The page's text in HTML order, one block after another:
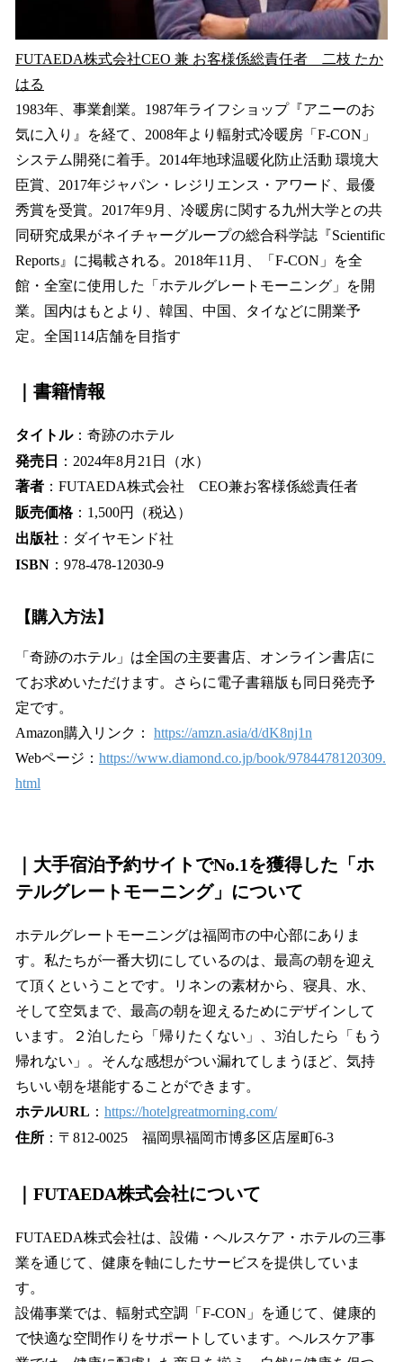
FUTAEDA株式会社CEO 兼 お客様係総責任者 二枝 たか
はる
1983年、事業創業。1987年ライフショップ『アニーのお
気に入り』を経て、2008年より輻射式冷暖房「F-CON」
システム開発に着手。2014年地球温暖化防止活動 環境大
臣賞、2017年ジャパン・レジリエンス・アワード、最優
秀賞を受賞。2017年9月、冷暖房に関する九州大学との共
同研究成果がネイチャーグループの総合科学誌『Scientific
Reports』に掲載される。2018年11月、「F-CON」を全
館・全室に使用した「ホテルグレートモーニング」を開
業。国内はもとより、韓国、中国、タイなどに開業予
定。全国114店舗を目指す
書籍情報
タイトル：奇跡のホテル
発売日
：2024年8月21日（水）
著者 ：FUTAEDA株式会社 CEO兼お客様係総責任者
販売価格：1,500円（税込）
出版社 ：ダイヤモンド社
ISBN ：978-478-12030-9
【購入方法】
「奇跡のホテル」は全国の主要書店、オンライン書店に
てお求めいただけます。さらに電子書籍版も同日発売予
定です。
Amazon購入リンク： https://amzn.asia/d/dK8nj1n
Webページ： https://www.diamond.co.jp/book/9784478120309.
html
大手宿泊予約サイトでNo.1を獲得した「ホ
テルグレートモーニング」について
ホテルグレートモーニングは福岡市の中心部にありま
す。私たちが一番大切にしているのは、最高の朝を迎え
て頂くということです。リネンの素材から、寝具、水、
そして空気まで、最高の朝を迎えるためにデザインして
います。２泊したら「帰りたくない」、3泊したら「もう
帰れない」。そんな感想がつい漏れてしまうほど、気持
ちいい朝を堪能することができます。
ホテルURL ： https://hotelgreatmorning.com/
住所 ：〒812‐0025 福岡県福岡市博多区店屋町6-3
FUTAEDA株式会社について
FUTAEDA株式会社は、設備・ヘルスケア・ホテルの三事
業を通じて、健康を軸にしたサービスを提供していま
す。
設備事業では、輻射式空調「F-CON」を通じて、健康的
で快適な空間作りをサポートしています。ヘルスケア事